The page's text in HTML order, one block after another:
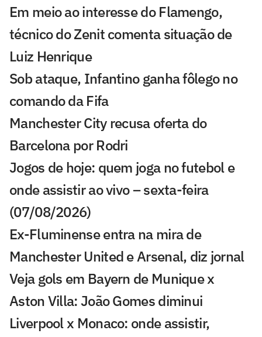
Em meio ao interesse do Flamengo,
técnico do Zenit comenta situação de
Luiz Henrique
Sob ataque, Infantino ganha fôlego no
comando da Fifa
Manchester City recusa oferta do
Barcelona por Rodri
Jogos de hoje: quem joga no futebol e
onde assistir ao vivo – sexta-feira
(07/08/2026)
Ex-Fluminense entra na mira de
Manchester United e Arsenal, diz jornal
Veja gols em Bayern de Munique x
Aston Villa: João Gomes diminui
Liverpool x Monaco: onde assistir,